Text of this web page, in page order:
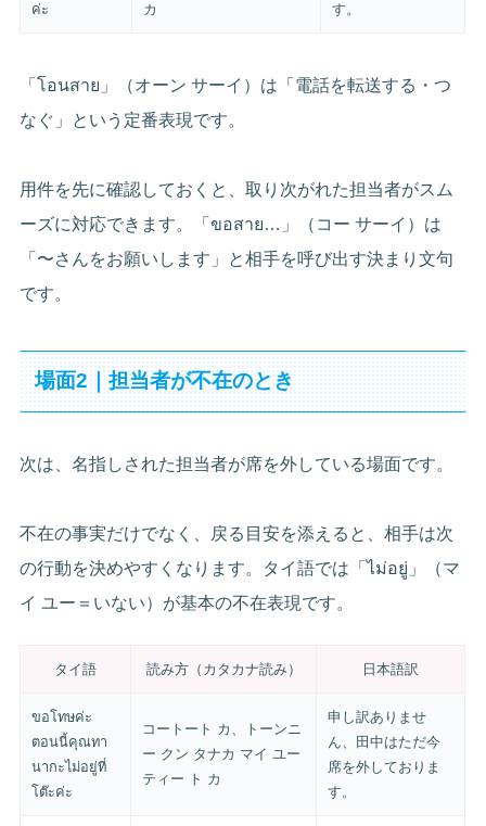
ค่ะ
カ
す。
「โอนสาย」（オーン サーイ）は「電話を転送する・つ
なぐ」という定番表現です。
用件を先に確認しておくと、取り次がれた担当者がスム
ーズに対応できます。「ขอสาย…」（コー サーイ）は
「〜さんをお願いします」と相手を呼び出す決まり文句
です。
場面2｜担当者が不在のとき
次は、名指しされた担当者が席を外している場面です。
不在の事実だけでなく、戻る目安を添えると、相手は次
の行動を決めやすくなります。タイ語では「ไม่อยู่」（マ
イ ユー＝いない）が基本の不在表現です。
タイ語 読み方（カタカナ読み） 日本語訳
ขอโทษค่ะ
ตอนนี้คุณทา
นากะไม่อยู่ที่
โต๊ะค่ะ
コートート カ、トーンニ
ー クン タナカ マイ ユー
ティー ト カ
申し訳ありませ
ん、田中はただ今
席を外しておりま
す。